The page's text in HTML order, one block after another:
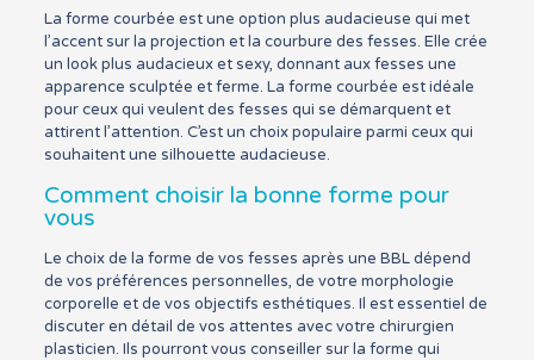
La forme courbée est une option plus audacieuse qui met
l’accent sur la projection et la courbure des fesses. Elle crée
un look plus audacieux et sexy, donnant aux fesses une
apparence sculptée et ferme. La forme courbée est idéale
pour ceux qui veulent des fesses qui se démarquent et
attirent l’attention. C’est un choix populaire parmi ceux qui
souhaitent une silhouette audacieuse.
Comment choisir la bonne forme pour
vous
Le choix de la forme de vos fesses après une BBL dépend
de vos préférences personnelles, de votre morphologie
corporelle et de vos objectifs esthétiques. Il est essentiel de
discuter en détail de vos attentes avec votre chirurgien
plasticien. Ils pourront vous conseiller sur la forme qui